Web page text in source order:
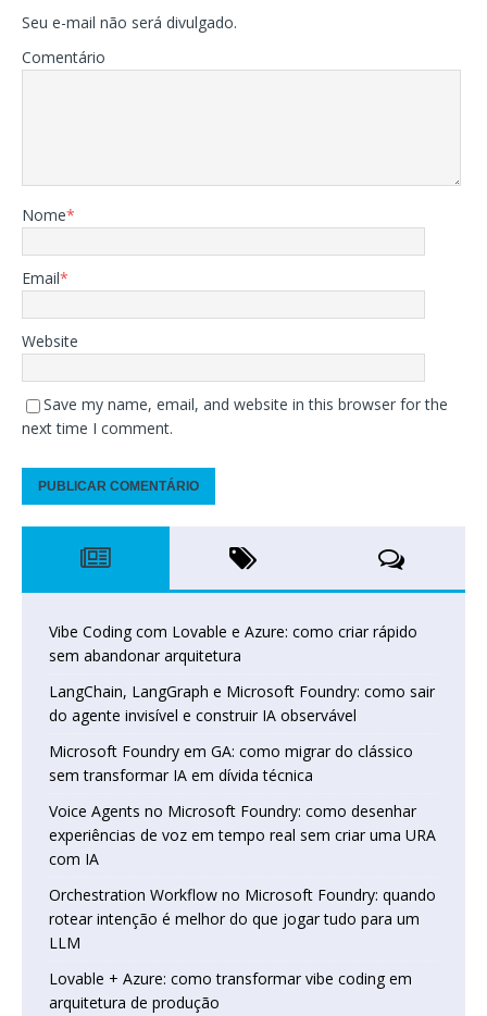
Seu e-mail não será divulgado.
Comentário
Nome*
Email*
Website
Save my name, email, and website in this browser for the
next time I comment.
Vibe Coding com Lovable e Azure: como criar rápido
sem abandonar arquitetura
LangChain, LangGraph e Microsoft Foundry: como sair
do agente invisível e construir IA observável
Microsoft Foundry em GA: como migrar do clássico
sem transformar IA em dívida técnica
Voice Agents no Microsoft Foundry: como desenhar
experiências de voz em tempo real sem criar uma URA
com IA
Orchestration Workflow no Microsoft Foundry: quando
rotear intenção é melhor do que jogar tudo para um
LLM
Lovable + Azure: como transformar vibe coding em
arquitetura de produção